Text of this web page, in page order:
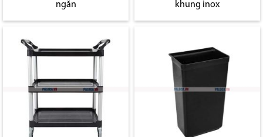
ngăn
khung inox